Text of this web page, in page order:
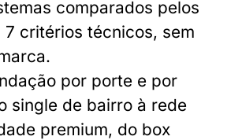
comparados pelos
7 critérios técnicos, sem
por porte e por
single de bairro à rede
premium, do box